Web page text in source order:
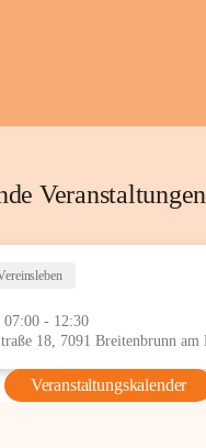
Veranstaltungen
07:00 - 12:30
Veranstaltungskalender